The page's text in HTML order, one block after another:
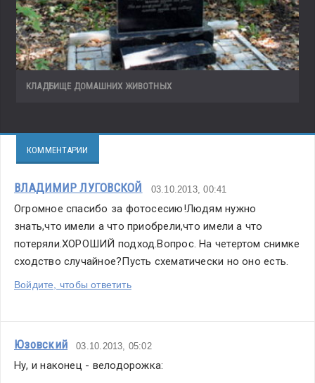
КЛАДБИЩЕ ДОМАШНИХ ЖИВОТНЫХ
КОММЕНТАРИИ
ВЛАДИМИР ЛУГОВСКОЙ 03.10.2013, 00:41
Огромное спасибо за фотосесию!Людям нужно
знать,что имели а что приобрели,что имели а что
потеряли.ХОРОШИЙ подход.Вопрос. На четертом снимке
сходство случайное?Пусть схематически но оно есть.
Войдите, чтобы ответить
Юзовский 03.10.2013, 05:02
Ну, и наконец - велодорожка: